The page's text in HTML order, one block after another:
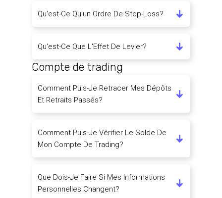
Qu'est-Ce Qu'un Ordre De Stop-Loss?
Qu'est-Ce Que L'Effet De Levier?
Compte de trading
Comment Puis-Je Retracer Mes Dépôts
Et Retraits Passés?
Comment Puis-Je Vérifier Le Solde De
Mon Compte De Trading?
Que Dois-Je Faire Si Mes Informations
Personnelles Changent?